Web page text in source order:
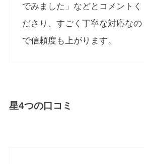
でみました」などとコメントく
ださり、すごく丁寧な対応なの
で信頼度も上がります。
星4つの口コミ